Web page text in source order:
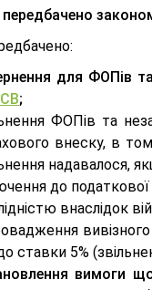
для ФОПів та
;
ФОПів та
внеску, в
надавалося,
до
внаслідок
ставки 5%
вимоги